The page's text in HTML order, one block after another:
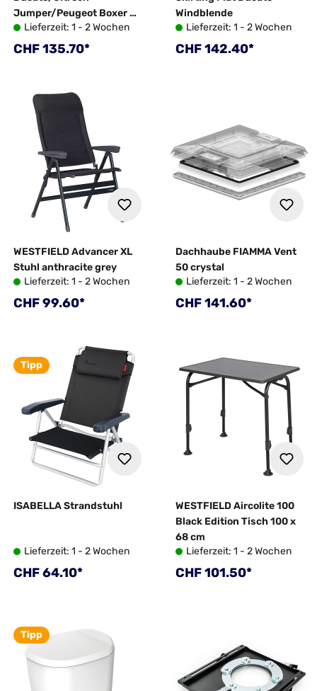
Jumper/Peugeot Boxer ab
Bj. 07/2006
Lieferzeit: 1 - 2 Wochen
Regulärer Preis:
CHF 135.70*
Windblende
Lieferzeit: 1 - 2 Wochen
Regulärer Preis:
CHF 142.40*
WESTFIELD Advancer XL
Stuhl anthracite grey
Lieferzeit: 1 - 2 Wochen
Regulärer Preis:
CHF 99.60*
Dachhaube FIAMMA Vent
50 crystal
Lieferzeit: 1 - 2 Wochen
Regulärer Preis:
CHF 141.60*
Tipp
ISABELLA Strandstuhl
Lieferzeit: 1 - 2 Wochen
Regulärer Preis:
CHF 64.10*
WESTFIELD Aircolite 100
Black Edition Tisch 100 x
68 cm
Lieferzeit: 1 - 2 Wochen
Regulärer Preis:
CHF 101.50*
Tipp